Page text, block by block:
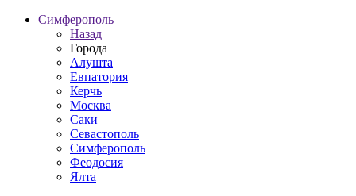
Симферополь
Назад
Города
Алушта
Евпатория
Керчь
Москва
Саки
Севастополь
Симферополь
Феодосия
Ялта